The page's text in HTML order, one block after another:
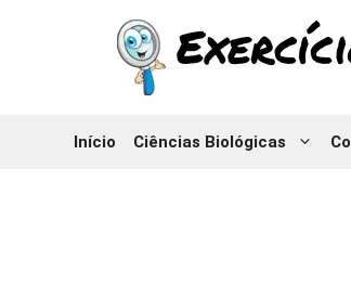
Início Ciências Biológicas